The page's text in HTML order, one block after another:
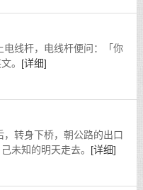
杆，电线杆便问：「你
。 [详细]
身下桥，朝公路的出口
未知的明天走去。 [详细]